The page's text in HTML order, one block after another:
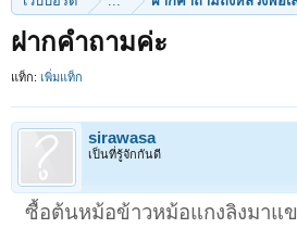
ฝากคำถามค่ะ
แท็ก: เพิ่มแท็ก
sirawasa
เป็นที่รู้จักกันดี
ซื้อต้นหม้อข้าวหม้อแกงลิงมาแ